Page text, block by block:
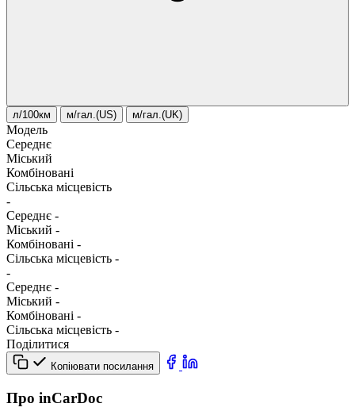
л/100км м/гал.(US) м/гал.(UK)
Модель
Середнє
Міський
Комбіновані
Сільська місцевість
-
Середнє -
Міський -
Комбіновані -
Сільська місцевість -
-
Середнє -
Міський -
Комбіновані -
Сільська місцевість -
Поділитися
Копіювати посилання
Про inCarDoc